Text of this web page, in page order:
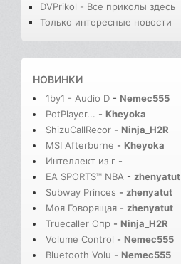
DVPrikol - Все приколы здесь
Только интересные новости
НОВИНКИ
1by1 - Audio D - Nemec555
PotPlayer... - Kheyoka
ShizuCallRecor - Ninja_H2R
MSI Afterburne - Kheyoka
Интеллект из г -
EA SPORTS™ NBA - zhenyatut
Subway Princes - zhenyatut
Моя Говорящая - zhenyatut
Truecaller Опр - Ninja_H2R
Volume Control - Nemec555
Bluetooth Volu - Nemec555